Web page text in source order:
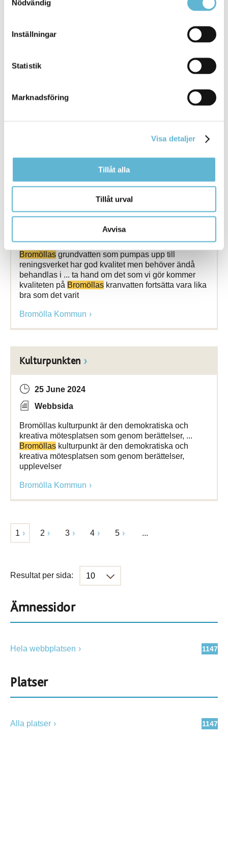
Nödvändig
Inställningar
Statistik
Marknadsföring
Visa detaljer
Tillåt alla
Tillåt urval
Avvisa
Stipendier och priser
Kulturen i Bromölla ska skapas och byggas av
Bromöllas medborgare, föreningar och ... Kulturen i
Produktion av kranvatten
24 January 2025
Bromöllas grundvatten som pumpas upp till
reningsverket har god kvalitet men behöver ändå
behandlas i ... ta hand om det som vi gör kommer
kvaliteten på Bromöllas kranvatten fortsätta vara lika
bra som det varit
Bromölla Kommun
Kulturpunkten
25 June 2024
Webbsida
Bromöllas kulturpunkt är den demokratiska och
kreativa mötesplatsen som genom berättelser, ...
Bromöllas kulturpunkt är den demokratiska och
kreativa mötesplatsen som genom berättelser,
upplevelser
Bromölla Kommun
1 2 3 4 5 ...
Resultat per sida:
Ämnessidor
1147
Hela webbplatsen
Platser
1147
Alla platser